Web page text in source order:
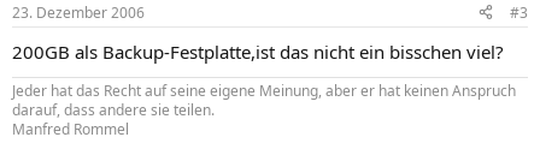
23. Dezember 2006 #3
200GB als Backup-Festplatte,ist das nicht ein bisschen viel?
Jeder hat das Recht auf seine eigene Meinung, aber er hat keinen Anspruch
darauf, dass andere sie teilen.
Manfred Rommel